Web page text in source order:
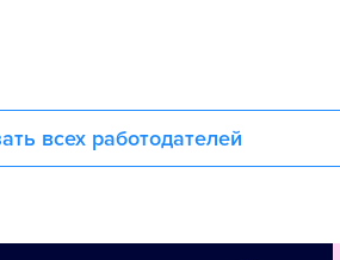
всех работодателей